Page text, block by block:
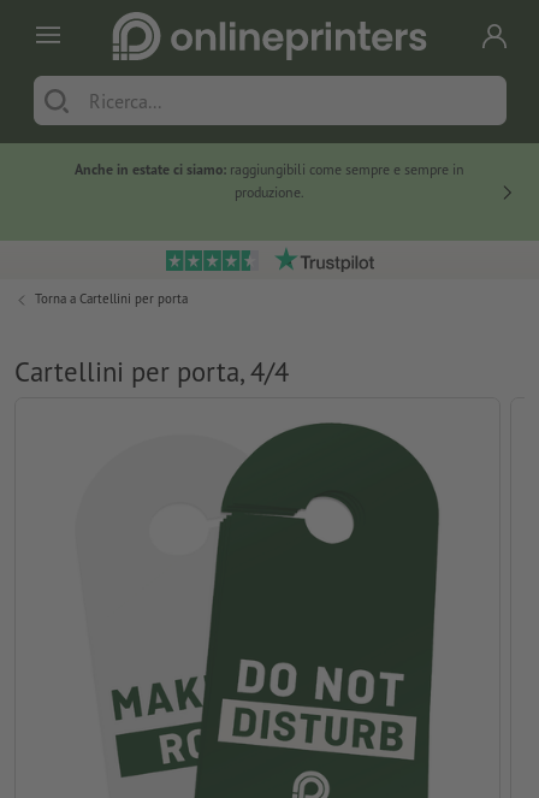
Anche in estate ci siamo: raggiungibili come sempre e sempre in
produzione.
Torna a Cartellini per porta
Cartellini per porta, 4/4